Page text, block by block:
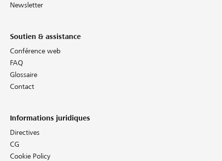
Newsletter
Soutien & assistance
Conférence web
FAQ
Glossaire
Contact
Informations juridiques
Directives
CG
Cookie Policy